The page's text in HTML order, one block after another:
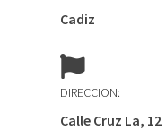
Cadiz
DIRECCION:
Calle Cruz La, 12